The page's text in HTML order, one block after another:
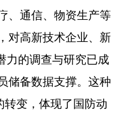
、通信、物资生产等
对高新技术企业、新
力的调查与研究已成
储备数据支撑。这种
转变，体现了国防动